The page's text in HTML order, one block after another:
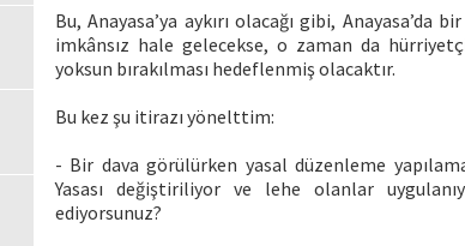
Bu, Anayasa’ya aykırı olacağı gibi,
imkânsız hale gelecekse, o zaman da
yoksun bırakılması hedeflenmiş olacaktır.
Bu kez şu itirazı yönelttim:
- Bir dava görülürken yasal düzenleme
Yasası değiştiriliyor ve lehe olanlar
ediyorsunuz?